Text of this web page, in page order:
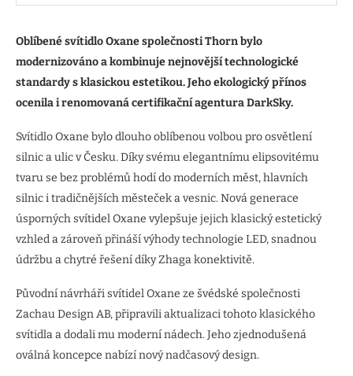
Oblíbené svítidlo Oxane společnosti Thorn bylo
modernizováno a kombinuje nejnovější technologické
standardy s klasickou estetikou. Jeho ekologický přínos
ocenila i renomovaná certifikační agentura DarkSky.
Svítidlo Oxane bylo dlouho oblíbenou volbou pro osvětlení
silnic a ulic v Česku. Díky svému elegantnímu elipsovitému
tvaru se bez problémů hodí do moderních měst, hlavních
silnic i tradičnějších městeček a vesnic. Nová generace
úsporných svítidel Oxane vylepšuje jejich klasický estetický
vzhled a zároveň přináší výhody technologie LED, snadnou
údržbu a chytré řešení díky Zhaga konektivitě.
Původní návrháři svítidel Oxane ze švédské společnosti
Zachau Design AB, připravili aktualizaci tohoto klasického
svítidla a dodali mu moderní nádech. Jeho zjednodušená
oválná koncepce nabízí nový nadčasový design.